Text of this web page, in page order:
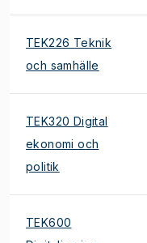
TEK226 Teknik
och samhälle
TEK320 Digital
ekonomi och
politik
TEK600